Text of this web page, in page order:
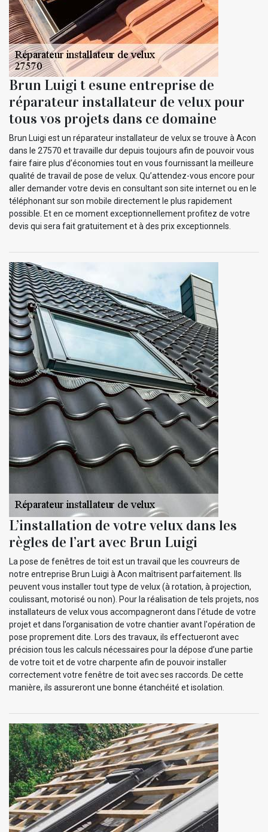
Brun Luigi t esune entreprise de
réparateur installateur de velux pour
tous vos projets dans ce domaine
Brun Luigi est un réparateur installateur de velux se trouve à Acon
dans le 27570 et travaille dur depuis toujours afin de pouvoir vous
faire faire plus d’économies tout en vous fournissant la meilleure
qualité de travail de pose de velux. Qu’attendez-vous encore pour
aller demander votre devis en consultant son site internet ou en le
téléphonant sur son mobile directement le plus rapidement
possible. Et en ce moment exceptionnellement profitez de votre
devis qui sera fait gratuitement et à des prix exceptionnels.
L’installation de votre velux dans les
règles de l’art avec Brun Luigi
La pose de fenêtres de toit est un travail que les couvreurs de
notre entreprise Brun Luigi à Acon maîtrisent parfaitement. Ils
peuvent vous installer tout type de velux (à rotation, à projection,
coulissant, motorisé ou non). Pour la réalisation de tels projets, nos
installateurs de velux vous accompagneront dans l'étude de votre
projet et dans l’organisation de votre chantier avant l'opération de
pose proprement dite. Lors des travaux, ils effectueront avec
précision tous les calculs nécessaires pour la dépose d’une partie
de votre toit et de votre charpente afin de pouvoir installer
correctement votre fenêtre de toit avec ses raccords. De cette
manière, ils assureront une bonne étanchéité et isolation.